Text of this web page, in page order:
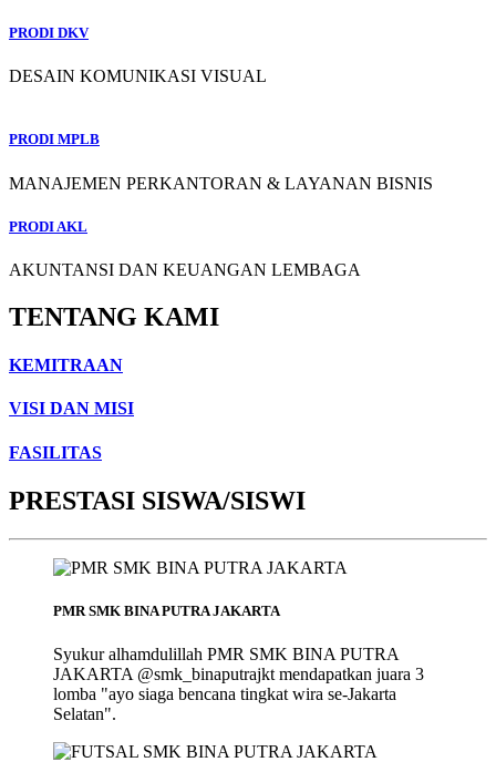
PRODI DKV
DESAIN KOMUNIKASI VISUAL
PRODI MPLB
MANAJEMEN PERKANTORAN & LAYANAN BISNIS
PRODI AKL
AKUNTANSI DAN KEUANGAN LEMBAGA
TENTANG KAMI
KEMITRAAN
VISI DAN MISI
FASILITAS
PRESTASI SISWA/SISWI
PMR SMK BINA PUTRA JAKARTA
Syukur alhamdulillah PMR SMK BINA PUTRA
JAKARTA @smk_binaputrajkt mendapatkan juara 3
lomba "ayo siaga bencana tingkat wira se-Jakarta
Selatan".